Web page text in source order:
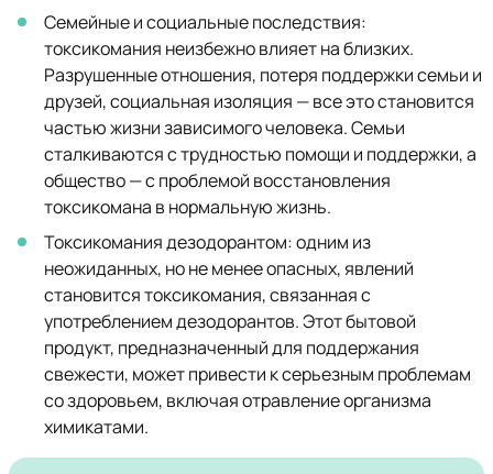
Семейные и социальные последствия:
токсикомания неизбежно влияет на близких.
Разрушенные отношения, потеря поддержки семьи и
друзей, социальная изоляция — все это становится
частью жизни зависимого человека. Семьи
сталкиваются с трудностью помощи и поддержки, а
общество — с проблемой восстановления
токсикомана в нормальную жизнь.
Токсикомания дезодорантом: одним из
неожиданных, но не менее опасных, явлений
становится токсикомания, связанная с
употреблением дезодорантов. Этот бытовой
продукт, предназначенный для поддержания
свежести, может привести к серьезным проблемам
со здоровьем, включая отравление организма
химикатами.